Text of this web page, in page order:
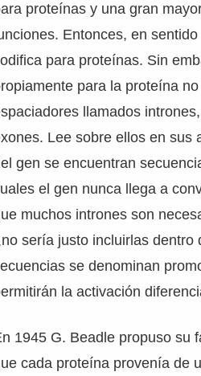
proteínas y una gran
Entonces, en
para proteínas. Sin
para la proteína
llamados
Lee sobre ellos en sus
gen se encuentran
el gen nunca llega a
muchos intrones son
sería justo incluirlas dentro
se denominan
la activación
1945 G. Beadle propuso su
cada proteína provenía de